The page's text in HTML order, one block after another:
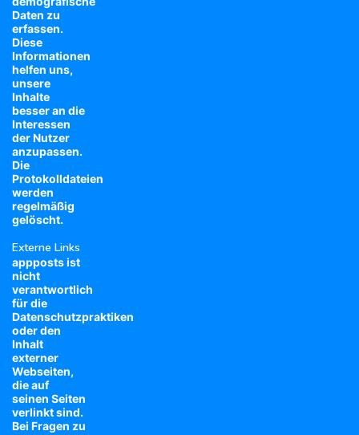
Daten zu
erfassen.
Diese
Informationen
helfen uns,
unsere
Inhalte
besser an die
Interessen
der Nutzer
anzupassen.
Die
Protokolldateien
werden
regelmäßig
gelöscht.
Externe Links
appposts ist
nicht
verantwortlich
für die
Datenschutzpraktiken
oder den
Inhalt
externer
Webseiten,
die auf
seinen Seiten
verlinkt sind.
Bei Fragen zu